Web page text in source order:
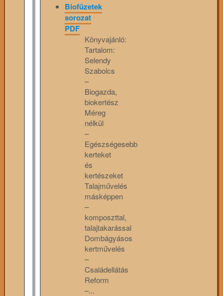
Biofüzetek
sorozat
PDF
Könyvajánló:
Tartalom:
Selendy
Szabolcs
–
Biogazda,
biokertész
Méreg
nélkül
–
Egészségesebb
kerteket
és
kertészeket
Talajművelés
másképpen
–
komposzttal,
talajtakarással
Dombágyásos
kertművelés
–
Családellátás
Reform
–...